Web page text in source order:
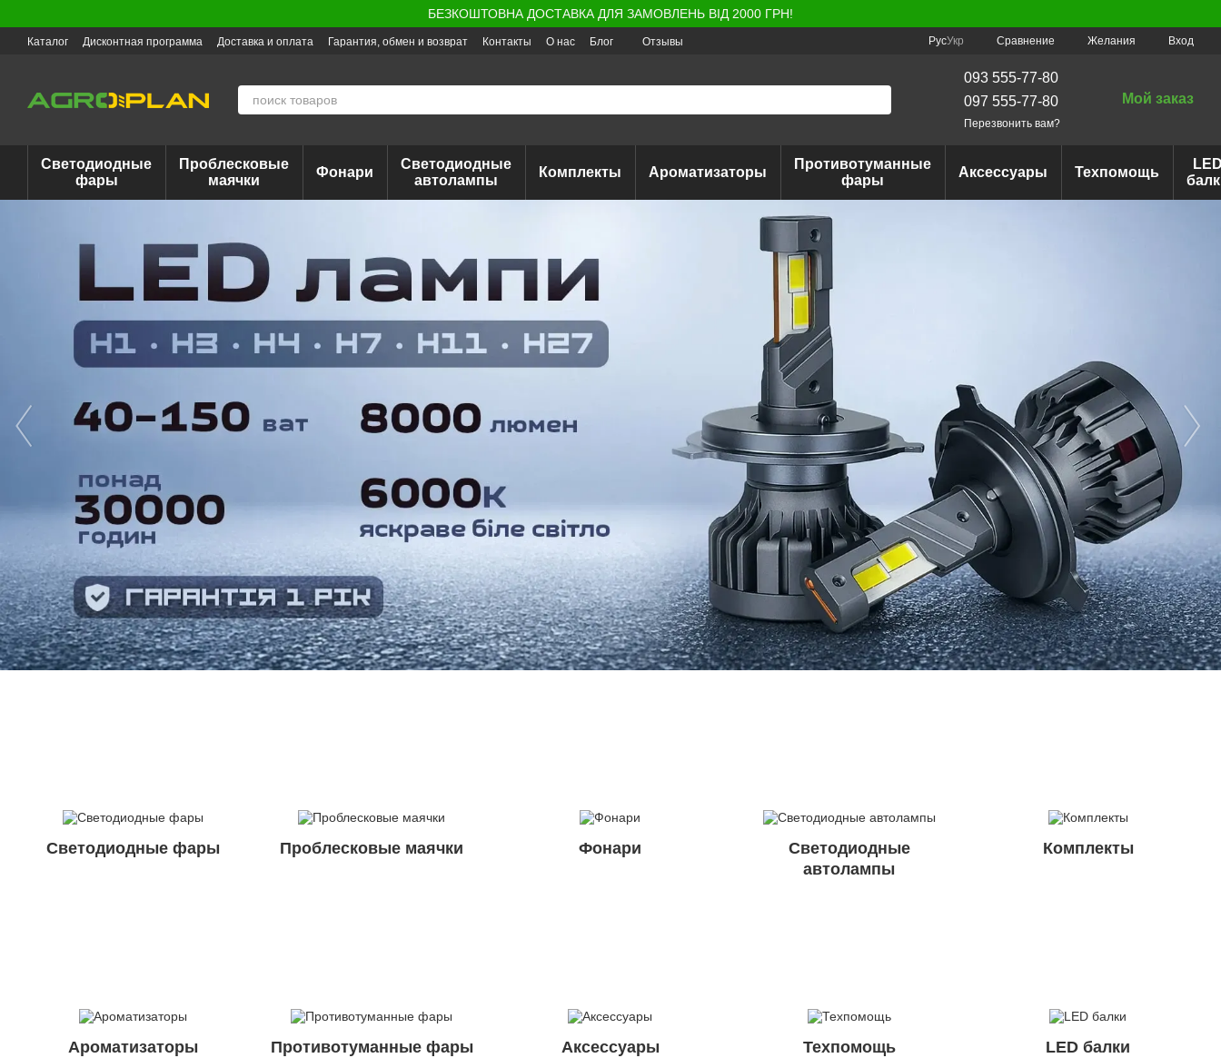
БЕЗКОШТОВНА ДОСТАВКА ДЛЯ ЗАМОВЛЕНЬ ВІД 2000 ГРН!
Каталог Дисконтная программа Доставка и оплата Гарантия, обмен и возврат Контакты О нас Блог Отзывы РусУкр Сравнение Желания Вход
093 555-77-80
097 555-77-80
Перезвонить вам?
Мой заказ
Светодиодные
фары
Проблесковые
маячки
Фонари
Светодиодные
автолампы
Комплекты Ароматизаторы
Противотуманные
фары
Аксессуары Техпомощь
Светодиодные фары Проблесковые маячки Фонари
Светодиодные
автолампы
Комплекты
Ароматизаторы Противотуманные фары Аксессуары Техпомощь LED балки